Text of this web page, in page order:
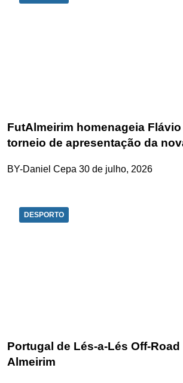
FutAlmeirim homenageia Flávio
torneio de apresentação da
BY-Daniel Cepa 30 de julho, 2026
DESPORTO
Portugal de Lés-a-Lés Off-
Almeirim